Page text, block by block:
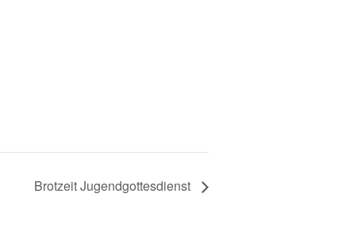
Brotzeit Jugendgottesdienst